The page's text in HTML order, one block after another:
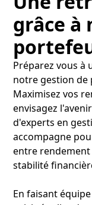
grâce à
Préparez vous à
notre gestion de
Maximisez vos
envisagez
d'experts en
accompagne
entre
stabilité
En faisant